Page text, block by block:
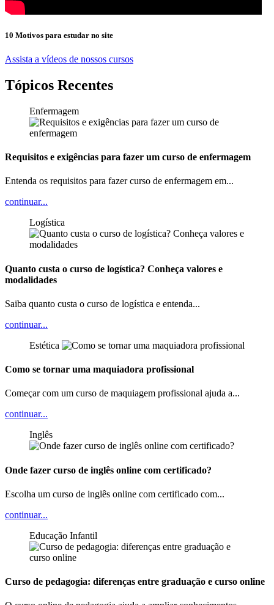
10 Motivos para estudar no site
Assista a vídeos de nossos cursos
Tópicos Recentes
Enfermagem
Requisitos e exigências para fazer um curso de enfermagem
Entenda os requisitos para fazer curso de enfermagem em...
continuar...
Logística
Quanto custa o curso de logística? Conheça valores e
modalidades
Saiba quanto custa o curso de logística e entenda...
continuar...
Estética
Como se tornar uma maquiadora profissional
Começar com um curso de maquiagem profissional ajuda a...
continuar...
Inglês
Onde fazer curso de inglês online com certificado?
Escolha um curso de inglês online com certificado com...
continuar...
Educação Infantil
Curso de pedagogia: diferenças entre graduação e curso online